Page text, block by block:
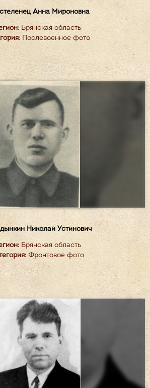
Анна Мироновна
Брянская область
Послевоенное фото
Николай Устинович
Брянская область
Фронтовое фото